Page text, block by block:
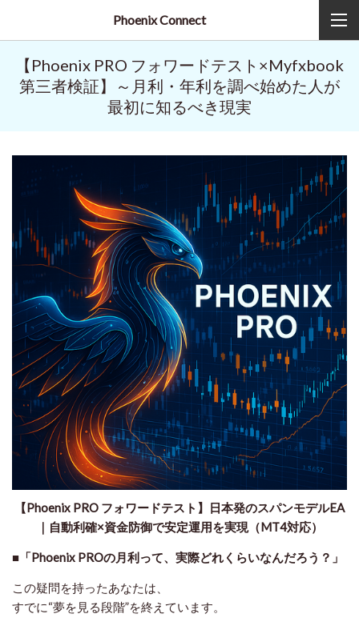
Phoenix Connect
【Phoenix PRO フォワードテスト×Myfxbook
第三者検証】～月利・年利を調べ始めた人が
最初に知るべき現実
【Phoenix PRO フォワードテスト】日本発のスパンモデルEA
｜自動利確×資金防御で安定運用を実現（MT4対応）
■「Phoenix PROの月利って、実際どれくらいなんだろう？」
この疑問を持ったあなたは、
すでに“夢を見る段階”を終えています。